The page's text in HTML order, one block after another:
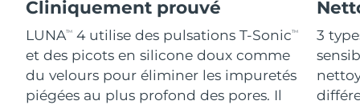
Cliniquement prouvé
LUNATM 4 utilise des pulsations T-SonicTM
et des picots en silicone doux comme
du velours pour éliminer les impuretés
piégées au plus profond des pores. Il
3
For healthy hair
18% PAP
Israël
Italie Livraison estimée10/08/2026
Japon Livraison estimée 13/08/2026